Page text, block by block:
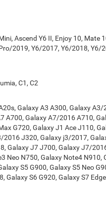
Ascend Y6 II, Enjoy 10, Mate
2019, Y6/2017, Y6/2018, Y6/
C1, C2
Galaxy A3 A300, Galaxy
Galaxy A7/2016 A710,
G720, Galaxy J1 Ace J110,
J320, Galaxy j3/2017,
Galaxy J7 J700, Galaxy J7/
Neo N750, Galaxy Note4 N910,
S5 G900, Galaxy S5 Neo
Galaxy S6 G920, Galaxy S7